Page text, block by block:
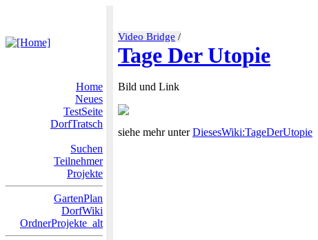
Video Bridge /
Tage Der Utopie
Home
Neues
TestSeite
DorfTratsch
Suchen
Teilnehmer
Projekte
GartenPlan
DorfWiki
OrdnerProjekte_alt
Bild und Link
siehe mehr unterDiesesWiki:TageDerUtopie